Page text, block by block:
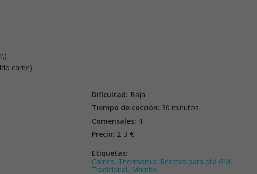
carne)
Dificultad: Baja
Tiempo de cocción: 30 minutos
Comensales: 4
Precio: 2-3 €
Etiquetas:
Carnes, Thermomix, Recetas para olla GM,
Tradicional, Mambo